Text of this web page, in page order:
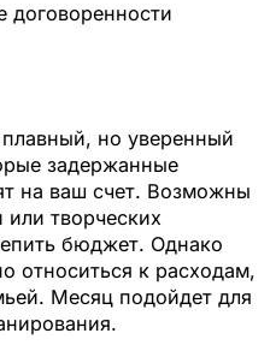
договоренности
но уверенный
задержанные
на ваш счет. Возможны
творческих
бюджет. Однако
относиться к расходам,
Месяц подойдет для